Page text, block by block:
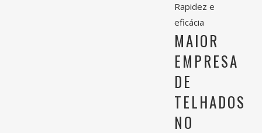
Rapidez e
eficácia
MAIOR
EMPRESA
DE
TELHADOS
NO